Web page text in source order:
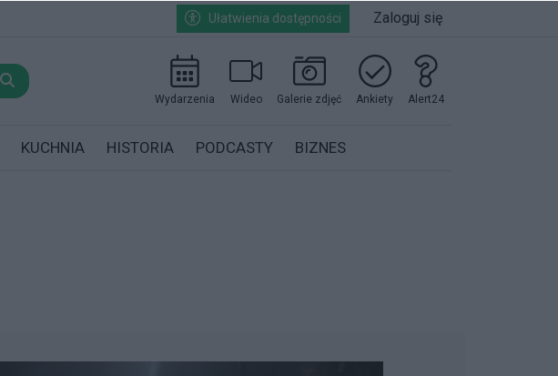
Ułatwienia dostępności Zaloguj się
Wydarzenia Wideo Galerie zdjęć Ankiety Alert24
KUCHNIA HISTORIA PODCASTY BIZNES